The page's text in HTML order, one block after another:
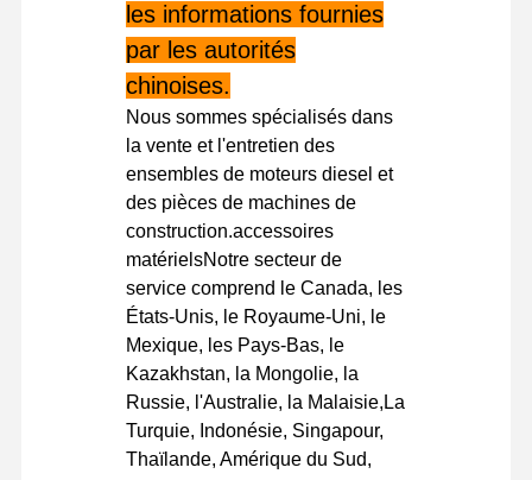
Moteur de MITSUBISHI
Explicateur
kit de reconstruction de moteur
Pompes à injection
Assemblée de turbocompresseur
Système de contrôle électronique
composants électriques du moteur
Système de carburant du moteur
Pièces hydrauliques d'excavatrice
les informations fournies
par les autorités
chinoises.
Nous sommes spécialisés dans
la vente et l'entretien des
ensembles de moteurs diesel et
des pièces de machines de
construction.accessoires
matérielsNotre secteur de
service comprend le Canada, les
États-Unis, le Royaume-Uni, le
Mexique, les Pays-Bas, le
Kazakhstan, la Mongolie, la
Russie, l'Australie, la Malaisie,La
Turquie, Indonésie, Singapour,
Thaïlande, Amérique du Sud,